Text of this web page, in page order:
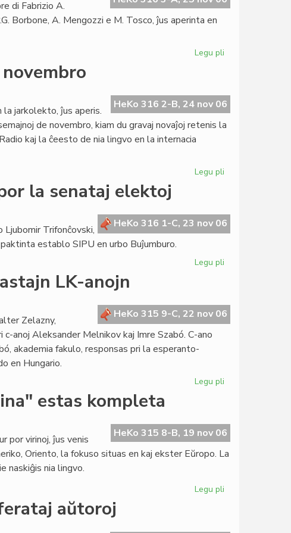
di Fabrizio A.
Borbone, A. Mengozzi e M. Tosco, ĵus aperinta en
Legu pli
Fabrizio
Pennacchietti
HeKo 316 2-B, 24 nov 06
jarkolekto, ĵus aperis.
de novembro, kiam du gravaj novaĵoj retenis la
kaj la ĉeesto de nia lingvo en la internacia
Legu pli
en
novembro
la senataj elektoj
HeKo 316 1-C, 23 nov 06
Trifonĉovski,
establo SIPU en urbo Buĵumburo.
Legu pli
por
la
LK-anojn
HeKo 315 9-C, 22 nov 06
Zelazny,
anoj Aleksander Melnikov kaj Imre Szabó. C-ano
akademia fakulo, responsas pri la esperanto-
en Hungario.
Legu pli
du
lastajn
LK-
estas kompleta
HeKo 315 8-B, 19 nov 06
por virinoj, ĵus venis
Oriento, la fokuso situas en kaj ekster Eŭropo. La
naskiĝis nia lingvo.
Legu pli
aŭtoroj